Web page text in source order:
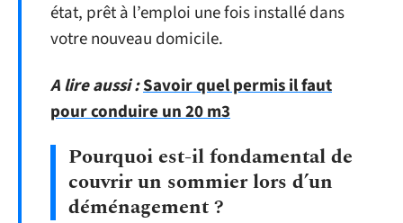
état, prêt à l’emploi une fois installé dans
votre nouveau domicile.
A lire aussi :Savoir quel permis il faut
pour conduire un 20 m3
Pourquoi est-il fondamental de
couvrir un sommier lors d’un
déménagement ?